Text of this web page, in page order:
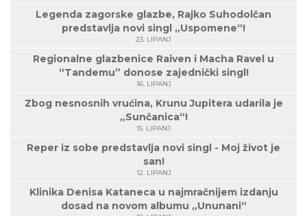
Legenda zagorske glazbe, Rajko Suhodolčan
predstavlja novi singl „Uspomene“!
23. LIPANJ
Regionalne glazbenice Raiven i Macha Ravel u
“Tandemu” donose zajednički singl!
16. LIPANJ
Zbog nesnosnih vrućina, Krunu Jupitera udarila je
„Sunčanica“!
15. LIPANJ
Reper iz sobe predstavlja novi singl - Moj život je
san!
12. LIPANJ
Klinika Denisa Kataneca u najmračnijem izdanju
dosad na novom albumu „Ununani“